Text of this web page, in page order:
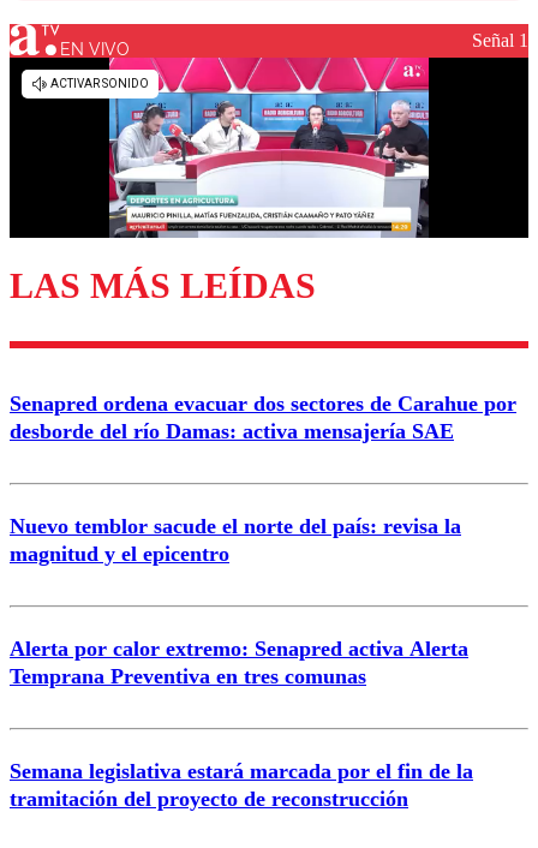
Los comentarios son moderados para garantizar un
diálogo respetuoso.
Enviar comentario
EN VIVO Señal 1
LAS MÁS LEÍDAS
Senapred ordena evacuar dos sectores de Carahue por
desborde del río Damas: activa mensajería SAE
Nuevo temblor sacude el norte del país: revisa la
magnitud y el epicentro
Alerta por calor extremo: Senapred activa Alerta
Temprana Preventiva en tres comunas
Semana legislativa estará marcada por el fin de la
tramitación del proyecto de reconstrucción